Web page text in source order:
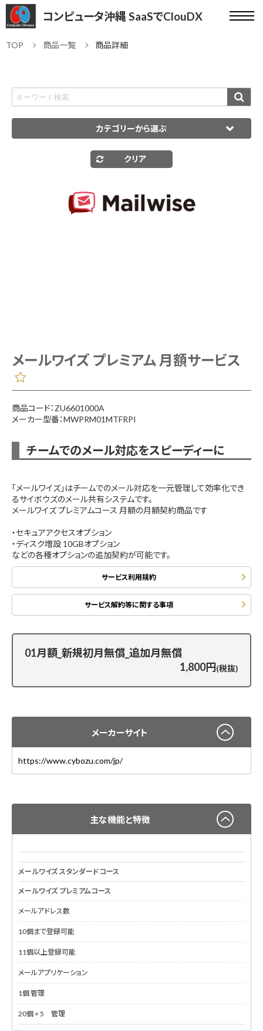
コンピュータ沖縄 SaaSでClouDX
TOP 商品一覧 商品詳細
カテゴリーから選ぶ
クリア
メールワイズ プレミアム 月額サービス
商品コード：ZU6601000A
メーカー型番：MWPRM01MTFRPI
チームでのメール対応をスピーディーに
「メールワイズ」はチームでのメール対応を一元管理して効率化でき
るサイボウズのメール共有システムです。
メールワイズ プレミアムコース 月額の月額契約商品です
・セキュアアクセスオプション
・ディスク増設 10GBオプション
などの各種オプションの追加契約が可能です。
サービス解約等に関する事項
サービス利用規約
01月額_新規初月無償_追加月無償
1,800円(税抜)
メーカーサイト
https://www.cybozu.com/jp/
主な機能と特徴
メールワイズ スタンダードコース
メールワイズ プレミアムコース
メールアドレス数
10個まで登録可能
11個以上登録可能
メールアプリケーション
1個 管理
20個 × 5 管理